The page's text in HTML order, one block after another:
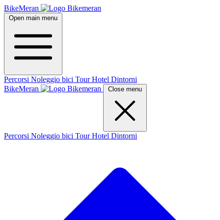
BikeMeran
Open main menu
Percorsi Noleggio bici TourHotel Dintorni
BikeMeran
Close menu
Percorsi Noleggio bici TourHotel Dintorni